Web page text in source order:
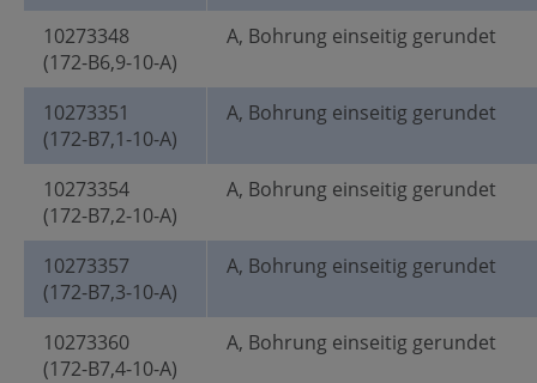
10273348
(172-B6,9-10-A)
A, Bohrung einseitig gerundet
10273351
(172-B7,1-10-A)
A, Bohrung einseitig gerundet
10273354
(172-B7,2-10-A)
A, Bohrung einseitig gerundet
10273357
(172-B7,3-10-A)
A, Bohrung einseitig gerundet
10273360
(172-B7,4-10-A)
A, Bohrung einseitig gerundet